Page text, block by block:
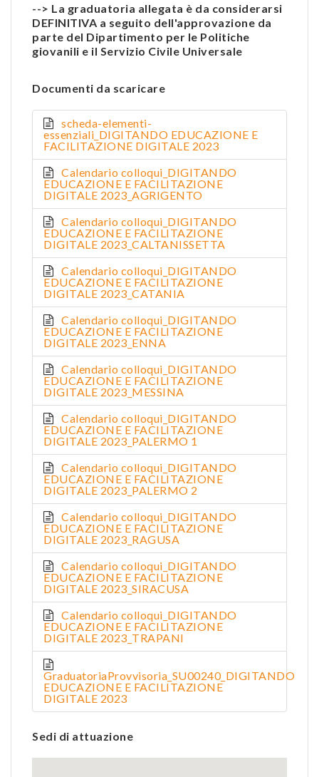
--> La graduatoria allegata è da considerarsi
DEFINITIVA a seguito dell'approvazione da
parte del Dipartimento per le Politiche
giovanili e il Servizio Civile Universale
Documenti da scaricare
scheda-elementi-
essenziali_DIGITANDO EDUCAZIONE E
FACILITAZIONE DIGITALE 2023
Calendario colloqui_DIGITANDO
EDUCAZIONE E FACILITAZIONE
DIGITALE 2023_AGRIGENTO
Calendario colloqui_DIGITANDO
EDUCAZIONE E FACILITAZIONE
DIGITALE 2023_CALTANISSETTA
Calendario colloqui_DIGITANDO
EDUCAZIONE E FACILITAZIONE
DIGITALE 2023_CATANIA
Calendario colloqui_DIGITANDO
EDUCAZIONE E FACILITAZIONE
DIGITALE 2023_ENNA
Calendario colloqui_DIGITANDO
EDUCAZIONE E FACILITAZIONE
DIGITALE 2023_MESSINA
Calendario colloqui_DIGITANDO
EDUCAZIONE E FACILITAZIONE
DIGITALE 2023_PALERMO 1
Calendario colloqui_DIGITANDO
EDUCAZIONE E FACILITAZIONE
DIGITALE 2023_PALERMO 2
Calendario colloqui_DIGITANDO
EDUCAZIONE E FACILITAZIONE
DIGITALE 2023_RAGUSA
Calendario colloqui_DIGITANDO
EDUCAZIONE E FACILITAZIONE
DIGITALE 2023_SIRACUSA
Calendario colloqui_DIGITANDO
EDUCAZIONE E FACILITAZIONE
DIGITALE 2023_TRAPANI
GraduatoriaProvvisoria_SU00240_DIGITANDO
EDUCAZIONE E FACILITAZIONE
DIGITALE 2023
Sedi di attuazione